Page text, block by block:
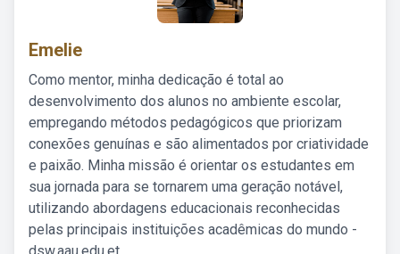
Emelie
Como mentor, minha dedicação é total ao
desenvolvimento dos alunos no ambiente escolar,
empregando métodos pedagógicos que priorizam
conexões genuínas e são alimentados por criatividade
e paixão. Minha missão é orientar os estudantes em
sua jornada para se tornarem uma geração notável,
utilizando abordagens educacionais reconhecidas
pelas principais instituições acadêmicas do mundo -